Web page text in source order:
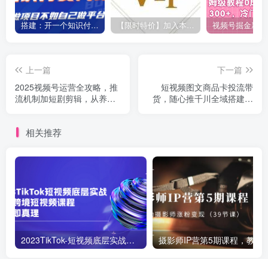
搭建：开一个知识付费资源网站，24小时全自动赚钱！ 【限时特价】加入本站VIP会员，海量最新各大团队网赚内部教程全免费，每天持续更新！
上一篇
2025视频号运营全攻略，推
流机制加短剧剪辑，从养号
下一篇
短视频图文商品卡投流带
货，随心推千川全域搭建优
相关推荐
2023TikTok-短视频底层实战，海外跨境短视频课程